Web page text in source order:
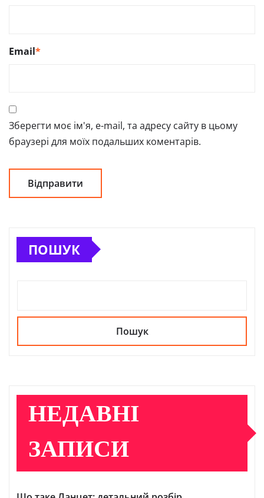
Email*
Зберегти моє ім'я, e-mail, та адресу сайту в цьому
браузері для моїх подальших коментарів.
ПОШУК
Пошук
НЕДАВНІ
ЗАПИСИ